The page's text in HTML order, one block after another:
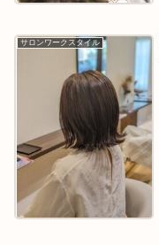
サロンワークスタイル